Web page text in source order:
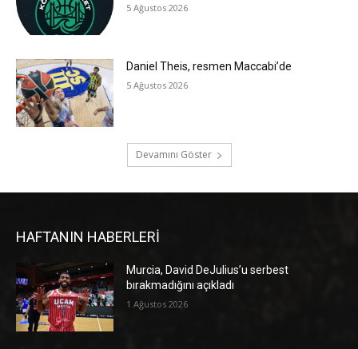
5 Ağustos 2026
Daniel Theis, resmen Maccabi’de
5 Ağustos 2026
Devamını Göster
HAFTANIN HABERLERİ
Murcia, David DeJulius’u serbest
bırakmadığını açıkladı
1 Ağustos 2026